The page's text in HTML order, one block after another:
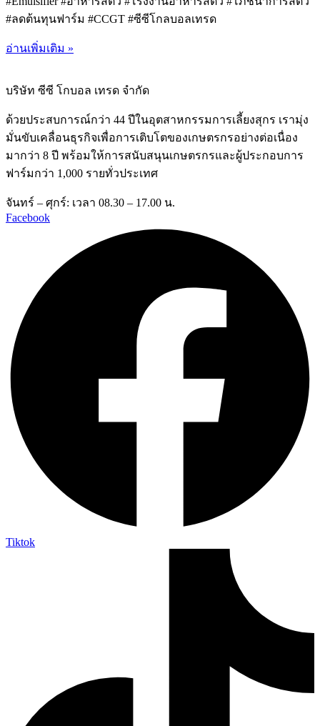
#ลดต้นทุนฟาร์ม #CCGT #ซีซีโกลบอลเทรด
อ่านเพิ่มเติม »
บริษัท ซีซี โกบอล เทรด จำกัด
ด้วยประสบการณ์กว่า 44 ปีในอุตสาหกรรมการเลี้ยงสุกร เรามุ่ง
มั่นขับเคลื่อนธุรกิจเพื่อการเติบโตของเกษตรกรอย่างต่อเนื่อง
มากว่า 8 ปี พร้อมให้การสนับสนุนเกษตรกรและผู้ประกอบการ
ฟาร์มกว่า 1,000 รายทั่วประเทศ
จันทร์ – ศุกร์: เวลา 08.30 – 17.00 น.
Facebook
Tiktok